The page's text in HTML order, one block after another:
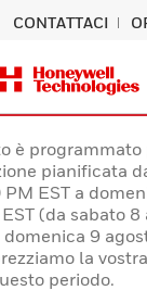
CONTATTACI
è programmato
pianificata
EST a
(da sabato
domenica 9
la
periodo.